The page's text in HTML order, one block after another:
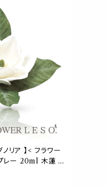
リア 】< フラワー
レー 20ml 木蓮 母
香水 枕 カバー
間 ベッド 睡眠 お